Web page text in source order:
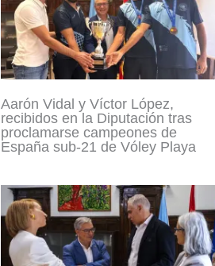
Aarón Vidal y Víctor López,
recibidos en la Diputación tras
proclamarse campeones de
España sub-21 de Vóley Playa